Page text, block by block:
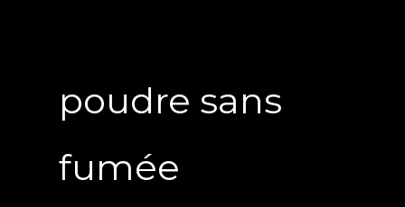
poudre sans
fumée